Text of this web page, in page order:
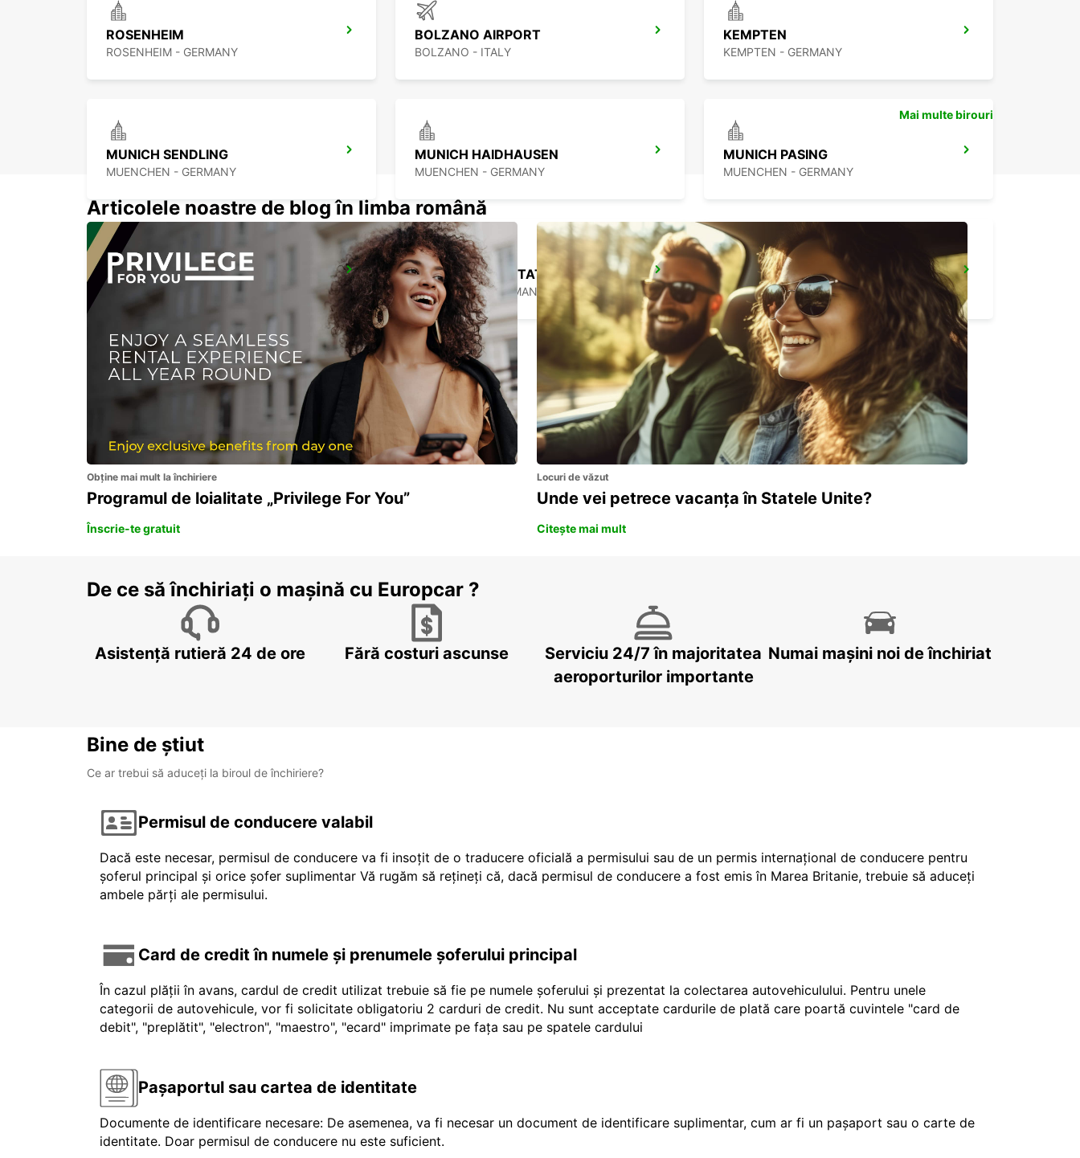
ROSENHEIM
ROSENHEIM - GERMANY
BOLZANO AIRPORT
BOLZANO - ITALY
KEMPTEN
KEMPTEN - GERMANY
MUNICH SENDLING
MUENCHEN - GERMANY
MUNICH HAIDHAUSEN
MUENCHEN - GERMANY
MUNICH PASING
MUENCHEN - GERMANY
MUNICH CITY
MUENCHEN - GERMANY
MUNICH MAIN STATION
MUENCHEN - GERMANY
MUNICH MILBERTSHOFEN
MUENCHEN - GERMANY
Mai multe birouri
Articolele noastre de blog în limba română
Obține mai mult la închiriere
Programul de loialitate „Privilege For You”
Înscrie-te gratuit
Locuri de văzut
Unde vei petrece vacanța în Statele Unite?
Citește mai mult
De ce să închiriați o mașină cu Europcar ?
Asistență rutieră 24 de ore Fără costuri ascunse
Serviciu 24/7 în majoritatea
aeroporturilor importante
Numai mașini noi de închiriat
Bine de știut
Ce ar trebui să aduceți la biroul de închiriere?
Permisul de conducere valabil
Dacă este necesar, permisul de conducere va fi insoțit de o traducere oficială a permisului sau de un permis internațional de conducere pentru
șoferul principal și orice șofer suplimentar Vă rugăm să rețineți că, dacă permisul de conducere a fost emis în Marea Britanie, trebuie să aduceți
ambele părți ale permisului.
Card de credit în numele și prenumele șoferului principal
În cazul plății în avans, cardul de credit utilizat trebuie să fie pe numele șoferului și prezentat la colectarea autovehiculului. Pentru unele
categorii de autovehicule, vor fi solicitate obligatoriu 2 carduri de credit. Nu sunt acceptate cardurile de plată care poartă cuvintele "card de
debit", "preplătit", "electron", "maestro", "ecard" imprimate pe fața sau pe spatele cardului
Pașaportul sau cartea de identitate
Documente de identificare necesare: De asemenea, va fi necesar un document de identificare suplimentar, cum ar fi un pașaport sau o carte de
identitate. Doar permisul de conducere nu este suficient.